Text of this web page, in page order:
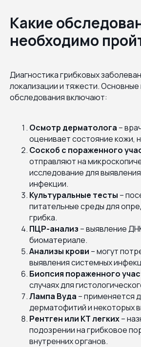
Какие
необходимо
Диагностика грибковых
локализации и тяжести.
обследования включают:
Осмотр дерматолога –
оценивает состояние кожи,
Соскоб с пораженного
отправляют на
исследование для
инфекции.
Культуральные тесты –
питательные среды для
грибка.
ПЦР-анализ – выявление
биоматериале.
Анализы крови – могут
выявления системных
Биопсия пораженного
случаях для
Лампа Вуда – применяется
дерматофитий и некоторых
Рентген или КТ легких–
подозрении на грибковое
внутренних органов.